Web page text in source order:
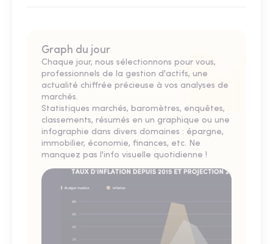
Graph du jour
Chaque jour, nous sélectionnons pour vous,
professionnels de la gestion d'actifs, une
actualité chiffrée précieuse à vos analyses de
marchés.
Statistiques marchés, baromètres, enquêtes,
classements, résumés en un graphique ou une
infographie dans divers domaines : épargne,
immobilier, économie, finances, etc. Ne
manquez pas l'info visuelle quotidienne !